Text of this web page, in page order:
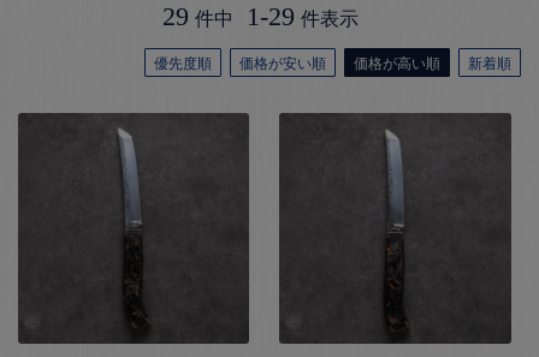
優先度順 価格が安い順 価格が高い順 新着順
29 件中 1-29 件表示